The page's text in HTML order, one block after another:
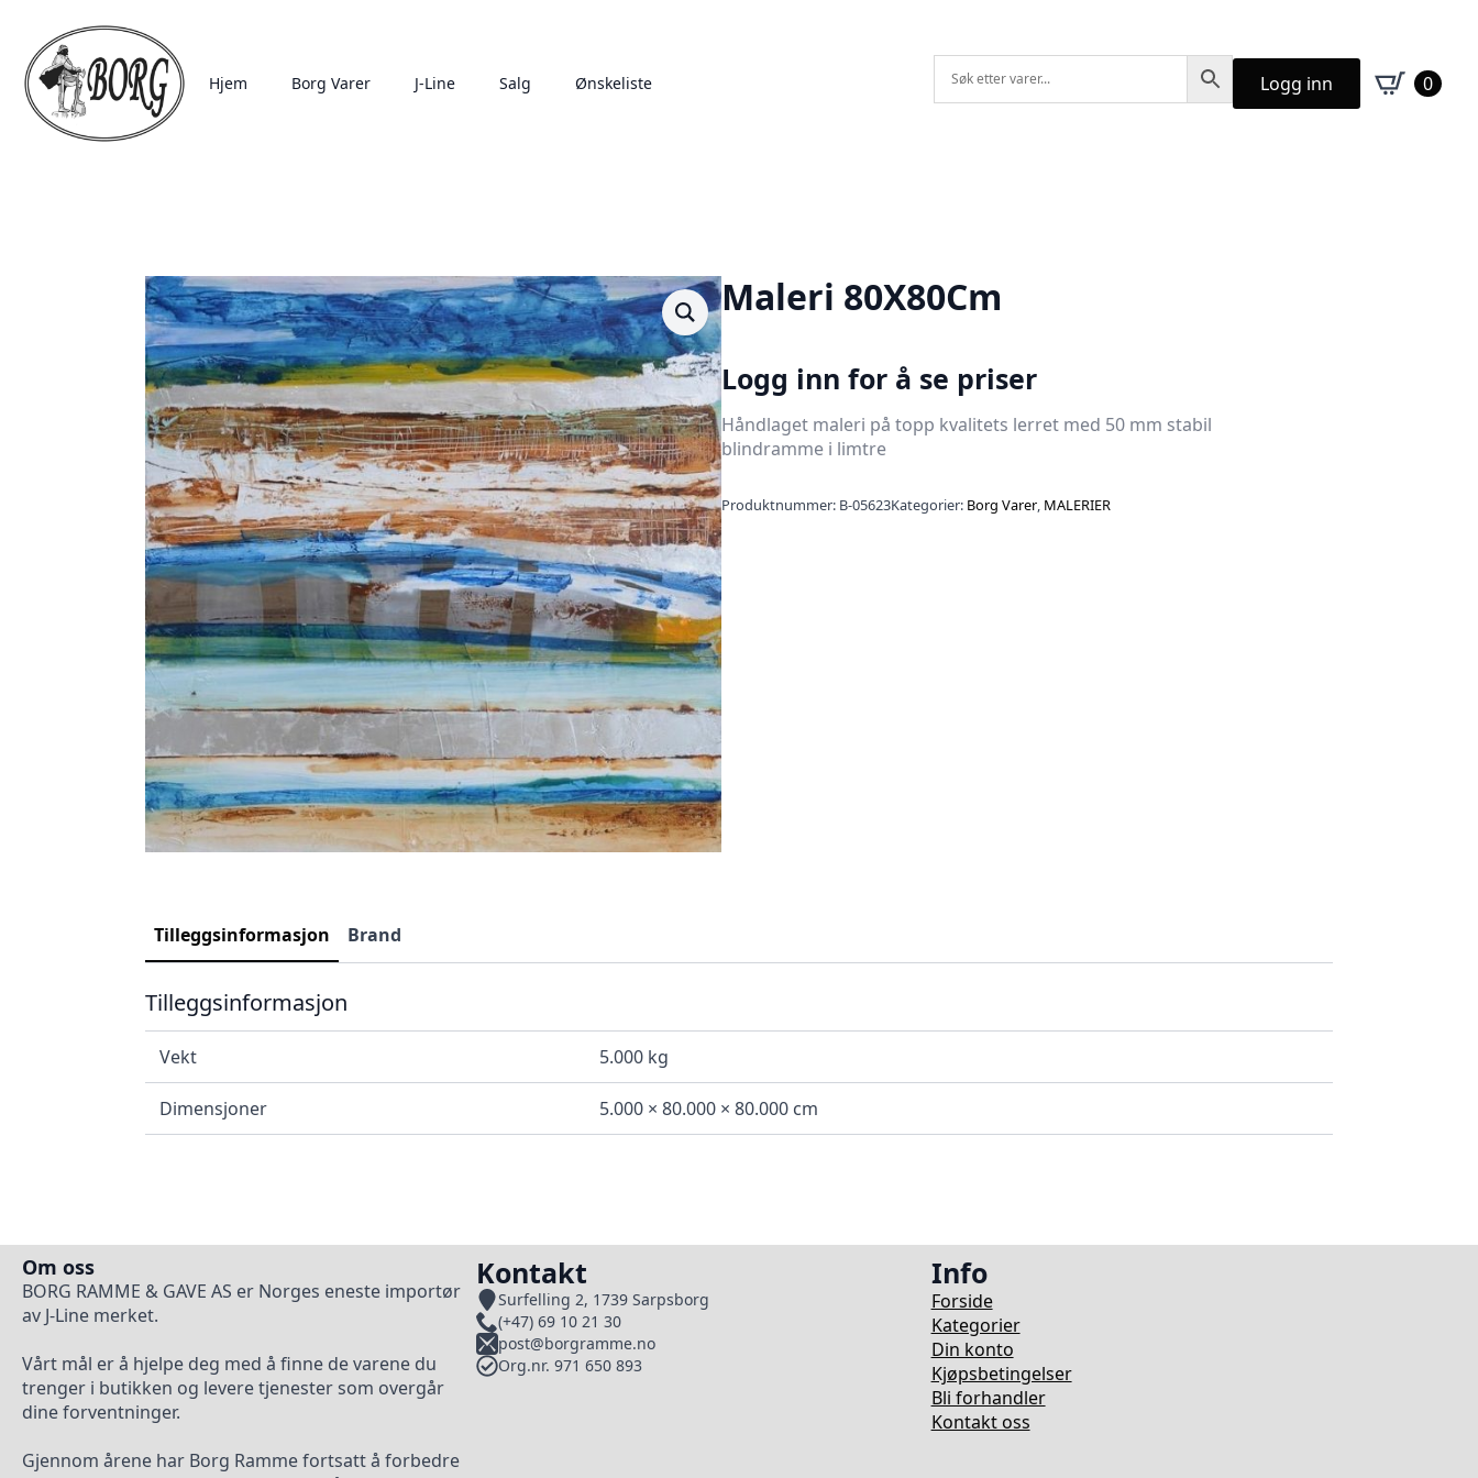
Hjem Borg Varer J-Line Salg Ønskeliste Logg inn 0
Maleri 80X80Cm
Logg inn for å se priser
Håndlaget maleri på topp kvalitets lerret med 50 mm stabil
blindramme i limtre
Produktnummer: B-05623Kategorier: Borg Varer, MALERIER
Tilleggsinformasjon Brand
Tilleggsinformasjon
Vekt 5.000 kg
Dimensjoner 5.000 × 80.000 × 80.000 cm
Om oss
BORG RAMME & GAVE AS er Norges eneste importør
av J-Line merket.
Vårt mål er å hjelpe deg med å finne de varene du
trenger i butikken og levere tjenester som overgår
dine forventninger.
Gjennom årene har Borg Ramme fortsatt å forbedre
Kontakt
Surfelling 2, 1739 Sarpsborg
(+47) 69 10 21 30
post@borgramme.no
Org.nr. 971 650 893
Info
Forside
Kategorier
Din konto
Kjøpsbetingelser
Bli forhandler
Kontakt oss